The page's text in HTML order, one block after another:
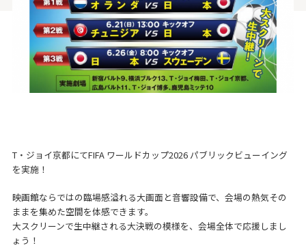
T・ジョイ京都にてFIFA ワールドカップ2026 パブリックビューイング
を実施！
映画館ならではの臨場感溢れる大画面と音響設備で、会場の熱気その
ままを集めた空間を体感できます。
大スクリーンで生中継される大決戦の模様を、会場全体で応援しまし
ょう！